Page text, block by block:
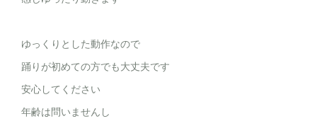
ゆっくりとした動作なので
踊りが初めての方でも大丈夫です
安心してください
年齢は問いませんし